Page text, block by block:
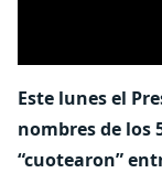
Este lunes el
nombres de los
“cuotearon”